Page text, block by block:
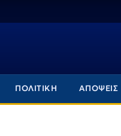
ΠΟΛΙΤΙΚΗ ΑΠΟΨΕΙΣ